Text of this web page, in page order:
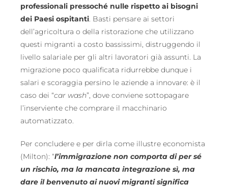
professionali pressoché nulle rispetto ai bisogni
dei Paesi ospitanti . Basti pensare ai settori
dell’agricoltura o della ristorazione che utilizzano
questi migranti a costo bassissimi, distruggendo il
livello salariale per gli altri lavoratori già assunti. La
migrazione poco qualificata ridurrebbe dunque i
salari e scoraggia persino le aziende a innovare: è il
caso dei “car wash”, dove conviene sottopagare
l’inserviente che comprare il macchinario
automatizzato.
Per concludere e per dirla come illustre economista
(Milton): “l’immigrazione non comporta di per sé
un rischio, ma la mancata integrazione sì, ma
dare il benvenuto ai nuovi migranti significa